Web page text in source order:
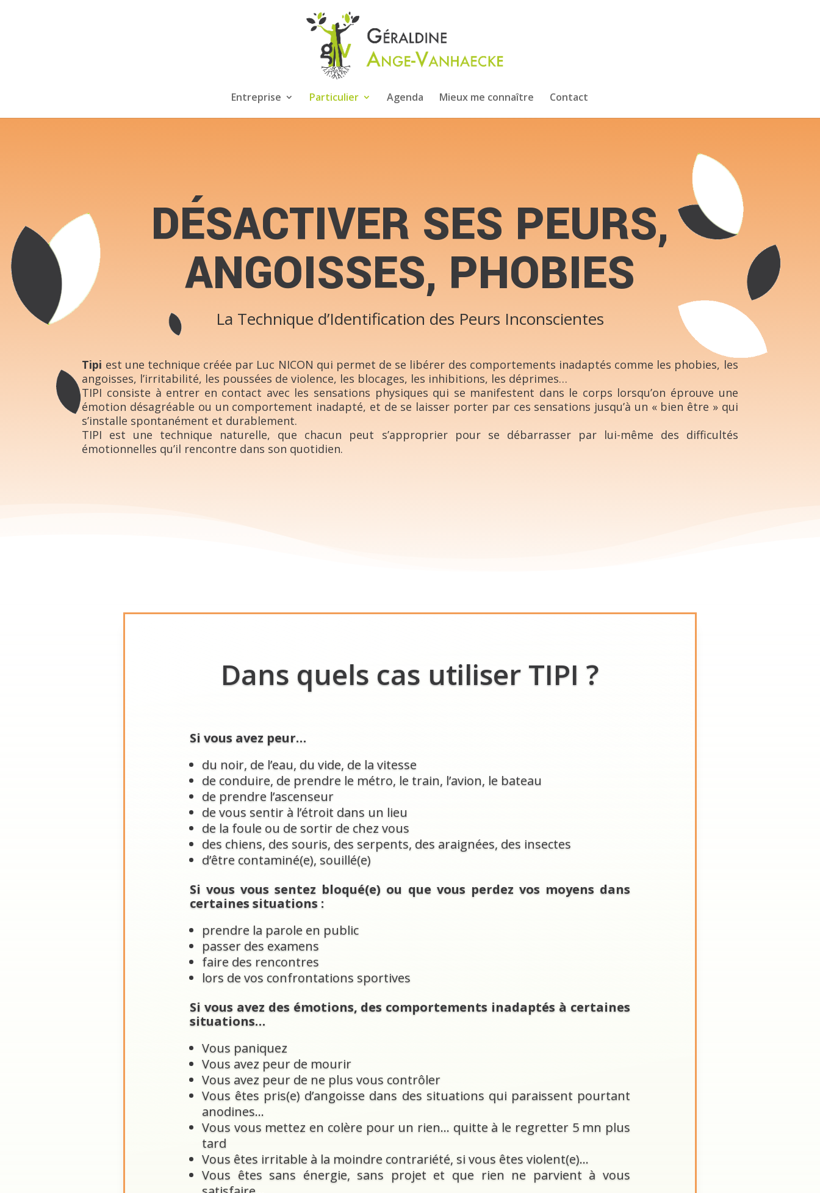
Entreprise Particulier Agenda Mieux me connaître Contact
DÉSACTIVER SES PEURS,
ANGOISSES, PHOBIES
La Technique d’Identification des Peurs Inconscientes
Tipi est une technique créée par Luc NICON qui permet de se libérer des comportements inadaptés comme les phobies, les
angoisses, l’irritabilité, les poussées de violence, les blocages, les inhibitions, les déprimes…
TIPI consiste à entrer en contact avec les sensations physiques qui se manifestent dans le corps lorsqu’on éprouve une
émotion désagréable ou un comportement inadapté, et de se laisser porter par ces sensations jusqu’à un « bien être » qui
s’installe spontanément et durablement.
TIPI est une technique naturelle, que chacun peut s’approprier pour se débarrasser par lui-même des difficultés
émotionnelles qu’il rencontre dans son quotidien.
Dans quels cas utiliser TIPI ?
Si vous avez peur…
du noir, de l’eau, du vide, de la vitesse
de conduire, de prendre le métro, le train, l’avion, le bateau
de prendre l’ascenseur
de vous sentir à l’étroit dans un lieu
de la foule ou de sortir de chez vous
des chiens, des souris, des serpents, des araignées, des insectes
d’être contaminé(e), souillé(e)
Si vous vous sentez bloqué(e) ou que vous perdez vos moyens dans
certaines situations :
prendre la parole en public
passer des examens
faire des rencontres
lors de vos confrontations sportives
Si vous avez des émotions, des comportements inadaptés à certaines
situations…
Vous paniquez
Vous avez peur de mourir
Vous avez peur de ne plus vous contrôler
Vous êtes pris(e) d’angoisse dans des situations qui paraissent pourtant
anodines…
Vous vous mettez en colère pour un rien… quitte à le regretter 5 mn plus
tard
Vous êtes irritable à la moindre contrariété, si vous êtes violent(e)…
Vous êtes sans énergie, sans projet et que rien ne parvient à vous